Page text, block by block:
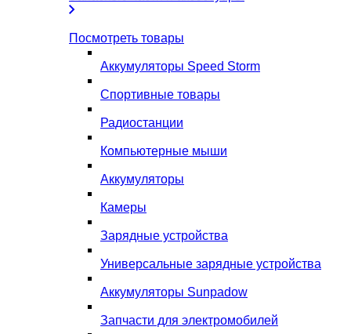
Посмотреть товары
Аккумуляторы Speed Storm
Спортивные товары
Радиостанции
Компьютерные мыши
Аккумуляторы
Камеры
Зарядные устройства
Универсальные зарядные устройства
Аккумуляторы Sunpadow
Запчасти для электромобилей